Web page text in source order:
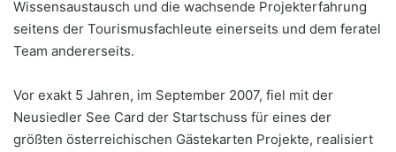
Wissensaustausch und die wachsende Projekterfahrung
seitens der Tourismusfachleute einerseits und dem feratel
Team andererseits.
Vor exakt 5 Jahren, im September 2007, fiel mit der
Neusiedler See Card der Startschuss für eines der
größten österreichischen Gästekarten Projekte, realisiert